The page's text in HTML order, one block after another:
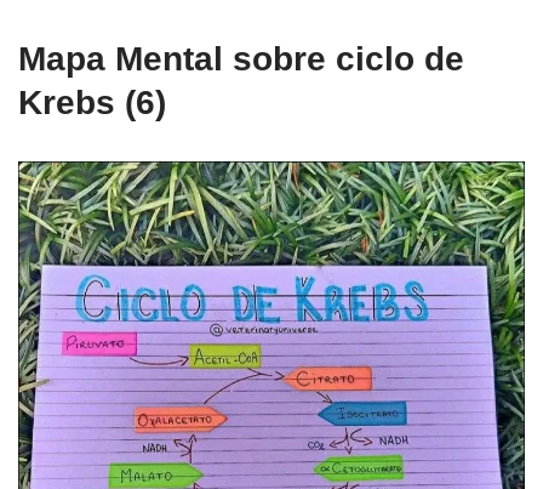
Mapa Mental sobre ciclo de
Krebs (6)